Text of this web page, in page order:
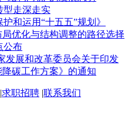
型走深走实
和运用“十五五”规划》
优化与结构调整的路径选择
公布
发展和改革委员会关于印发
降碳工作方案》的通知
|求职招聘 |联系我们